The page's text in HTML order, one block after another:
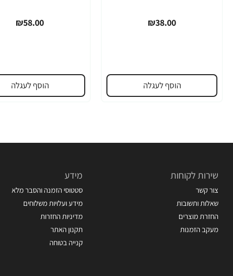
₪38.00
הוסף לעגלה
₪58.00
הוסף לעגלה
שירות לקוחות
צור קשר
שאלות ותשובות
החזרת מוצרים
מעקב הזמנות
מידע
סטטוסי הזמנה והסבר מלא
מידע ועלויות משלוחים
מדיניות החזרות
תקנון האתר
קנייה בטוחה